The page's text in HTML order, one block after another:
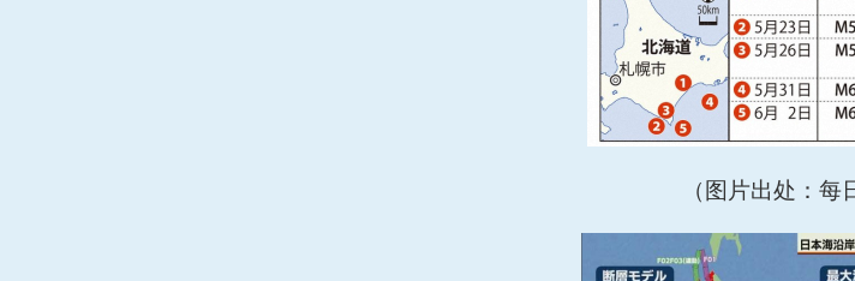
（图片出处：每